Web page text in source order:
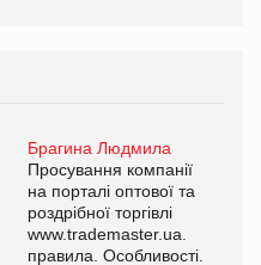
Брагина Людмила
Просування компанії
на порталі оптової та
роздрібної торгівлі
www.trademaster.ua.
правила. Особливості.